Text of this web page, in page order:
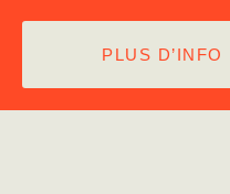
PLUS D’INFO